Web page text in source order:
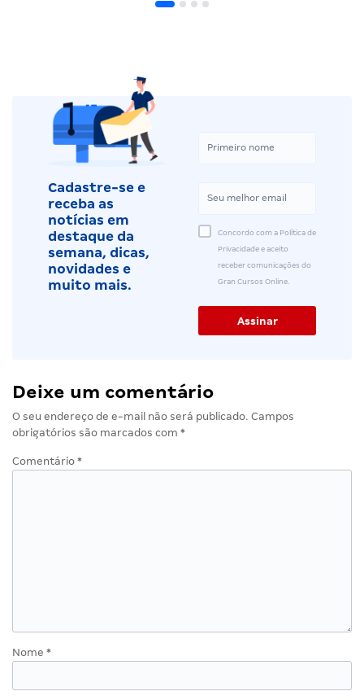
Cadastre-se e
receba as
notícias em
destaque da
semana, dicas,
novidades e
muito mais.
Concordo com a Política de
Privacidade e aceito
receber comunicações do
Gran Cursos Online.
Deixe um comentário
O seu endereço de e-mail não será publicado. Campos
obrigatórios são marcados com *
Comentário *
Nome *